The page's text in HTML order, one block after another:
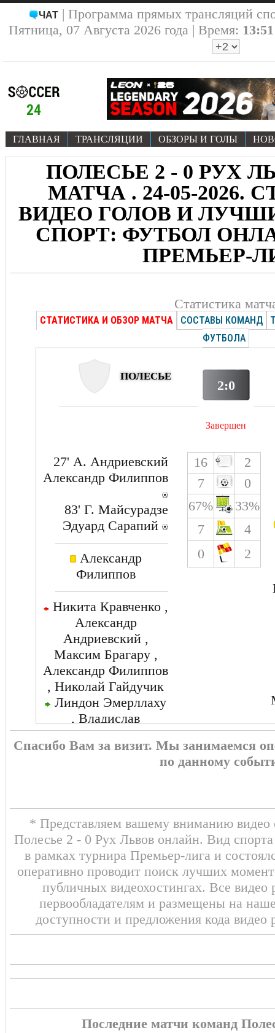
ЧАТ| Программа прямых трансляций
Пятница, 07 Августа 2026 года | Время: 13:51
ГЛАВНАЯ ТРАНСЛЯЦИИ ОБЗОРЫ И ГОЛЫ
ПОЛЕСЬЕ 2 - 0 РУХ
МАТЧА . 24-05-2026.
ВИДЕО ГОЛОВ И
СПОРТ: ФУТБОЛ
ПРЕМЬЕР-
Статистика
СТАТИСТИКА И ОБЗОР МАТЧА СОСТАВЫ КОМАНД
ФУТБОЛА
ПОЛЕСЬЕ
2:0
Завершен
27' А. Андриевский
Александр Филиппов
83' Г. Майсурадзе
Эдуард Сарапий
Александр
Филиппов
Никита Кравченко ,
Александр
Андриевский ,
Максим Брагару ,
Александр Филиппов
, Николай Гайдучик
Линдон Эмерллаху
, Владислав
Велетень , Олег
Федор , Гиорги
Майсурадзе , Игорь
16
2
7
0
67%
33%
7
4
0
2
Спасибо Вам за визит. Мы занимаемся
по данному
* Представляем вашему вниманию видео
Полесье 2 - 0 Рух Львов онлайн. Вид
в рамках турнира Премьер-лига и
оперативно проводит поиск лучших
публичных видеохостингах. Все видео
первообладателям и размещены на
доступности и предложения кода видео
Последние матчи команд